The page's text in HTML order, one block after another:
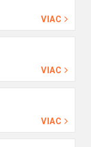
VIAC
VIAC
VIAC